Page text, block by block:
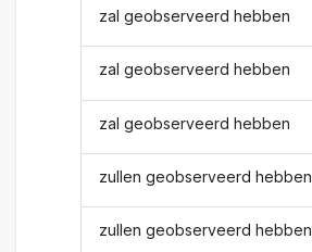
zal geobserveerd hebben
zal geobserveerd hebben
zal geobserveerd hebben
zullen geobserveerd hebben
zullen geobserveerd hebben